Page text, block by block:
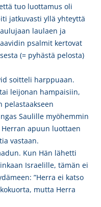
tuo luottamus oli
jatkuvasti yllä yhteyttä
laulaen ja
psalmit kertovat
(= pyhästä pelosta)
soitteli harppuaan.
leijonan hampaisiin,
Saulille myöhemmin
apuun luottaen
vastaan.
Kun Hän lähetti
Israelille, tämän ei
”Herra ei katso
mutta Herra